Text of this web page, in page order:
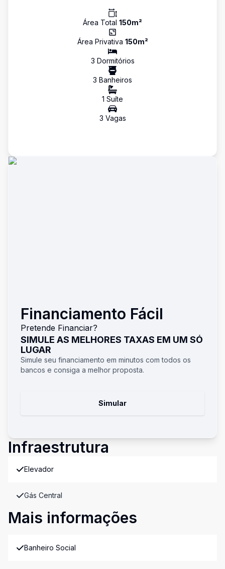
Área Total 150m²
Área Privativa 150m²
3 Dormitórios
3 Banheiros
1 Suíte
3 Vagas
Financiamento Fácil
Pretende Financiar?
SIMULE AS MELHORES TAXAS EM UM SÓ
LUGAR
Simule seu financiamento em minutos com todos os
bancos e consiga a melhor proposta.
Simular
Infraestrutura
Elevador
Gás Central
Mais informações
Banheiro Social